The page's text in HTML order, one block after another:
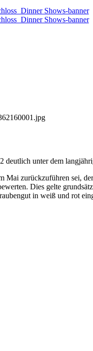
unter dem
zurückzuführen sei,
Dies gelte
in weiß und rot